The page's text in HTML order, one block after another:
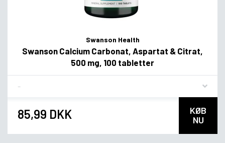
Swanson Health
Swanson Calcium Carbonat, Aspartat & Citrat,
500 mg, 100 tabletter
85,99 DKK
KØB
NU